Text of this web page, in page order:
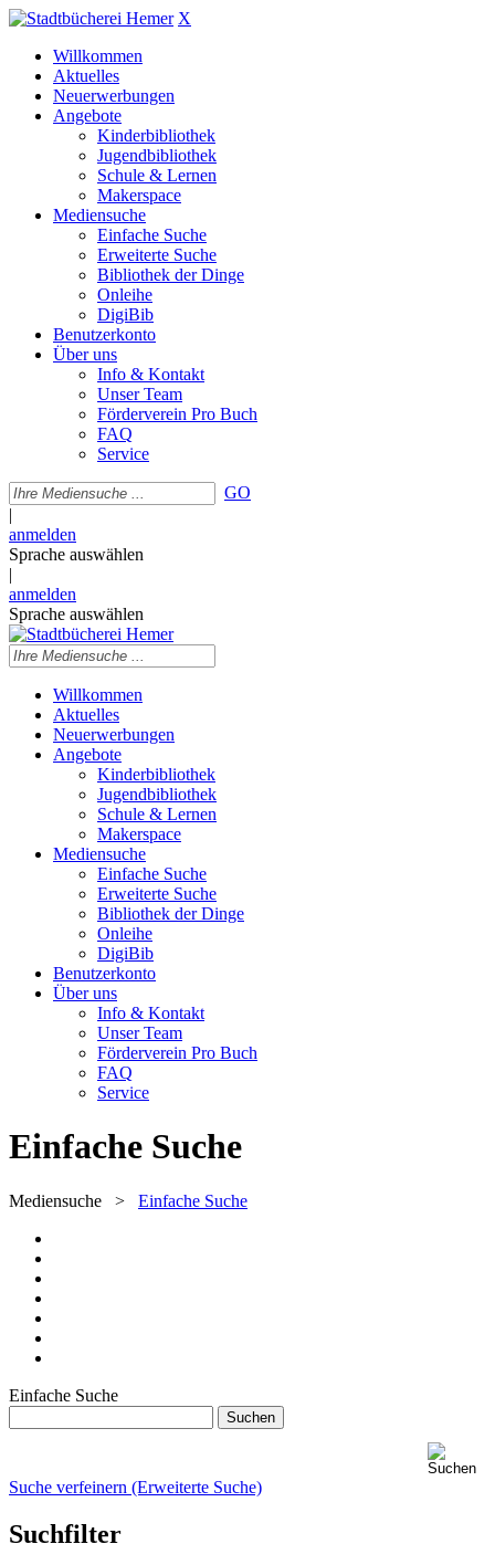
X
Willkommen
Aktuelles
Neuerwerbungen
Angebote
Kinderbibliothek
Jugendbibliothek
Schule & Lernen
Makerspace
Mediensuche
Einfache Suche
Erweiterte Suche
Bibliothek der Dinge
Onleihe
DigiBib
Benutzerkonto
Über uns
Info & Kontakt
Unser Team
Förderverein Pro Buch
FAQ
Service
GO
|
anmelden
Sprache auswählen
|
anmelden
Sprache auswählen
Willkommen
Aktuelles
Neuerwerbungen
Angebote
Kinderbibliothek
Jugendbibliothek
Schule & Lernen
Makerspace
Mediensuche
Einfache Suche
Erweiterte Suche
Bibliothek der Dinge
Onleihe
DigiBib
Benutzerkonto
Über uns
Info & Kontakt
Unser Team
Förderverein Pro Buch
FAQ
Service
Einfache Suche
Mediensuche > Einfache Suche
Einfache Suche
Suche verfeinern (Erweiterte Suche)
Suchfilter